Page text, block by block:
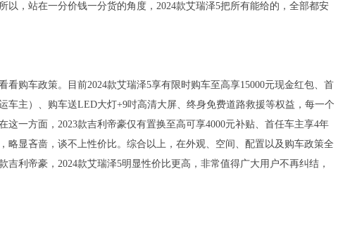
以，站在一分价钱一分货的角度，2024款艾瑞泽5把所有能给的，全部都安
看购车政策。目前2024款艾瑞泽5享有限时购车至高享15000元现金红包、首
车主）、购车送LED大灯+9吋高清大屏、终身免费道路救援等权益，每一个
这一方面，2023款吉利帝豪仅有置换至高可享4000元补贴、首任车主享4年
略显吝啬，谈不上性价比。综合以上，在外观、空间、配置以及购车政策全
吉利帝豪，2024款艾瑞泽5明显性价比更高，非常值得广大用户不再纠结，